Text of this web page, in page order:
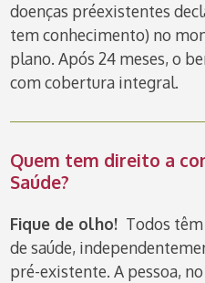
doenças préexistentes
tem conhecimento) no
plano. Após 24 meses, o
com cobertura integral.
Quem tem direito a
Saúde?
Fique de olho! Todos
de saúde,
pré-existente. A pessoa,